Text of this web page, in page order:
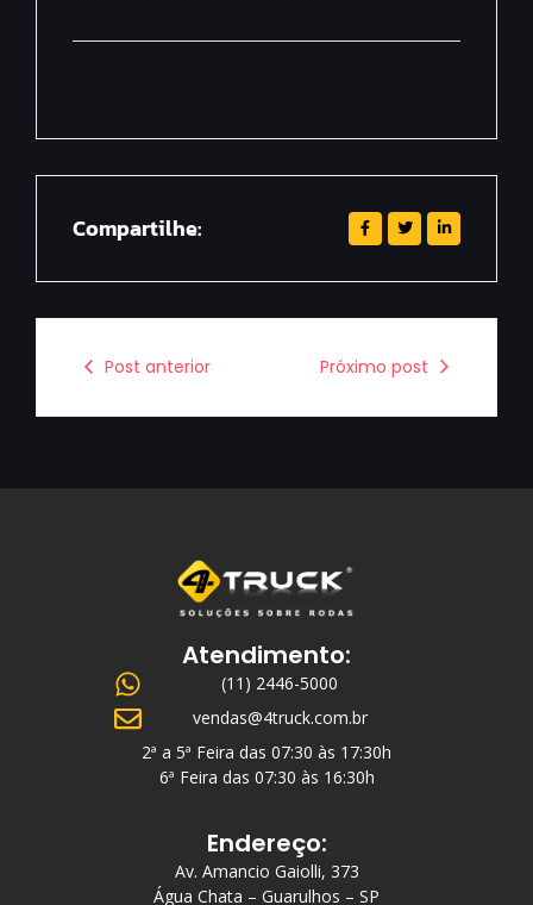
Compartilhe:
Post anterior Próximo post
Atendimento:
(11) 2446-5000
vendas@4truck.com.br
2ª a 5ª Feira das 07:30 às 17:30h
6ª Feira das 07:30 às 16:30h
Endereço:
Av. Amancio Gaiolli, 373
Água Chata – Guarulhos – SP